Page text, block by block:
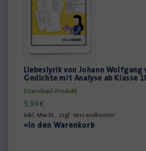
Liebeslyrik von Johann Wolfgang
Gedichte mit Analyse ab Klasse
Download-Produkt
3,99€
inkl. MwSt., zzgl. Versandkosten
»In den Warenkorb